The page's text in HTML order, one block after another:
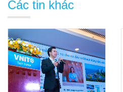
Các tin khác